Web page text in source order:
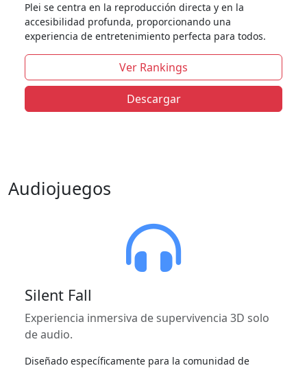
Plei se centra en la reproducción directa y en la
accesibilidad profunda, proporcionando una
experiencia de entretenimiento perfecta para todos.
Ver Rankings
Descargar
Audiojuegos
Silent Fall
Experiencia inmersiva de supervivencia 3D solo
de audio.
Diseñado específicamente para la comunidad de